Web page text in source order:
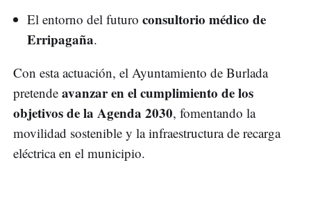
El entorno del futuro consultorio médico de
Erripagaña.
Con esta actuación, el Ayuntamiento de Burlada
pretende avanzar en el cumplimiento de los
objetivos de la Agenda 2030, fomentando la
movilidad sostenible y la infraestructura de recarga
eléctrica en el municipio.